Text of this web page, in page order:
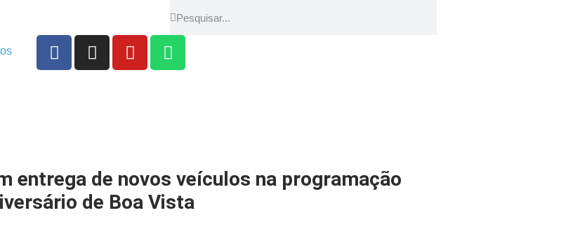
entrega de novos veículos na programação
de Boa Vista